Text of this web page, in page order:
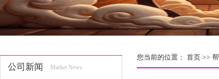
公司新闻 Market News
您当前的位置： 首页 >>